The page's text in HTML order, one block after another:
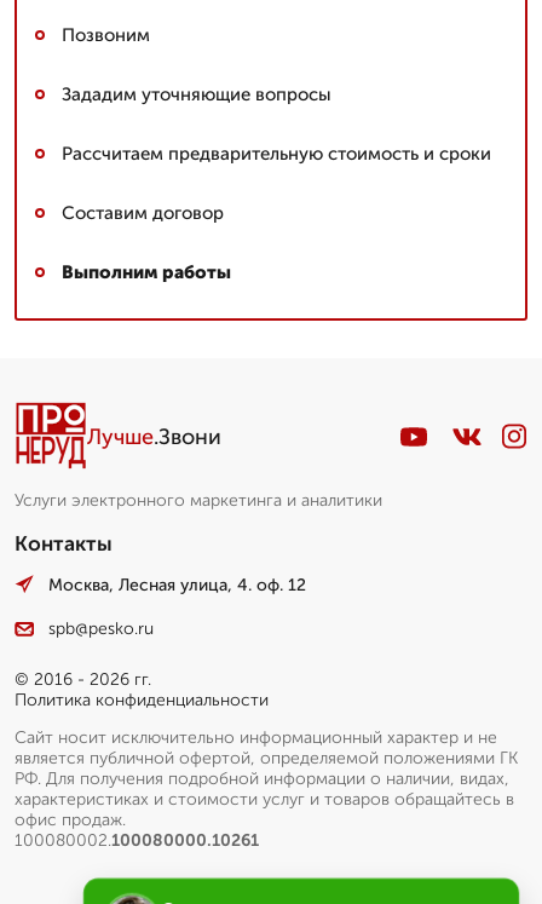
Позвоним
Зададим уточняющие вопросы
Рассчитаем предварительную стоимость и сроки
Составим договор
Выполним работы
Лучше.Звони
Услуги электронного маркетинга и аналитики
Контакты
Москва, Лесная улица, 4. оф. 12
spb@pesko.ru
© 2016 - 2026 гг.
Политика конфиденциальности
Сайт носит исключительно информационный характер и не
является публичной офертой, определяемой положениями ГК
РФ. Для получения подробной информации о наличии, видах,
характеристиках и стоимости услуг и товаров обращайтесь в
офис продаж.
100080002.100080000.10261